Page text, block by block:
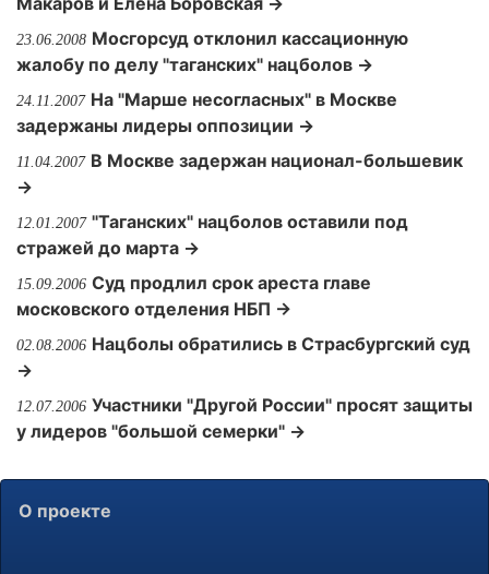
23.06.2008 Мосгорсуд отклонил кассационную
жалобу по делу "таганских" нацболов →
24.11.2007 На "Марше несогласных" в Москве
задержаны лидеры оппозиции →
11.04.2007 В Москве задержан национал-большевик
→
12.01.2007 "Таганских" нацболов оставили под
стражей до марта →
15.09.2006 Суд продлил срок ареста главе
московского отделения НБП →
02.08.2006 Нацболы обратились в Страсбургский суд
→
12.07.2006 Участники "Другой России" просят защиты
у лидеров "большой семерки" →
О проекте